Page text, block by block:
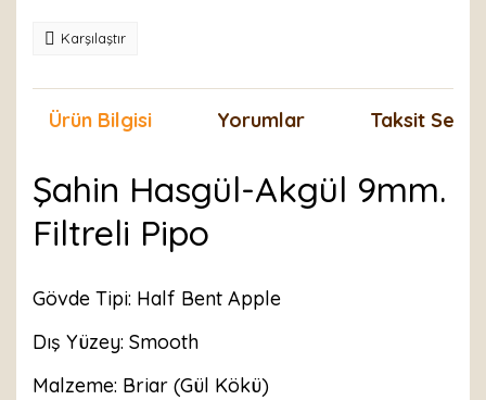
Karşılaştır
Ürün Bilgisi Yorumlar Taksit
Şahin Hasgül-Akgül 9mm.
Filtreli Pipo
Gövde Tipi: Half Bent Apple
Dış Yüzey: Smooth
Malzeme: Briar (Gül Kökü)